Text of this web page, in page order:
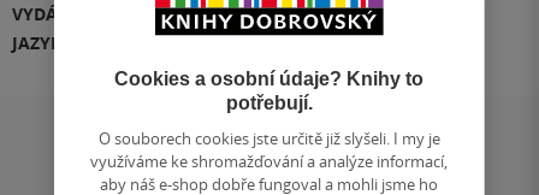
VYDÁNÍ
2
JAZYK
čeština
Hodnocení a recenze čtenářů
Cookies a osobní údaje? Knihy to
potřebují.
O souborech cookies jste určitě již slyšeli. I my je
využíváme ke shromažďování a analýze informací,
aby náš e-shop dobře fungoval a mohli jsme ho